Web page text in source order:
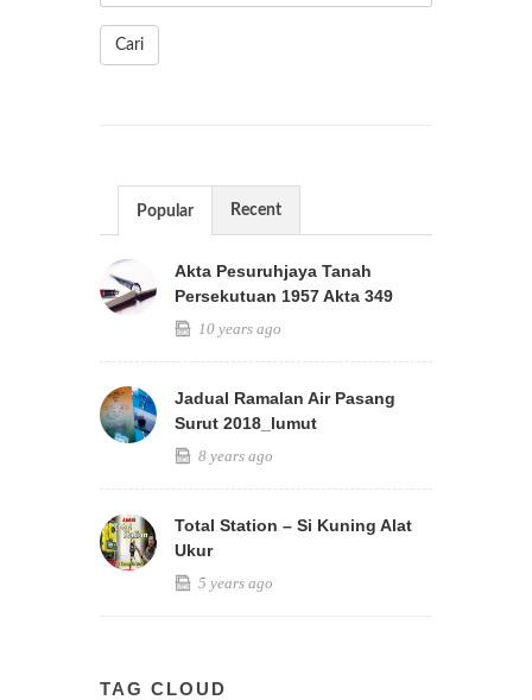
Cari
Popular Recent
Akta Pesuruhjaya Tanah
Persekutuan 1957 Akta 349
10 years ago
Jadual Ramalan Air Pasang
Surut 2018_lumut
8 years ago
Total Station – Si Kuning Alat
Ukur
5 years ago
TAG CLOUD